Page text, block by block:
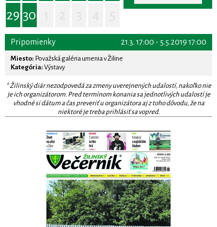
29 30
21.3. 17:00 - 5.5.2019 17:00
Pripomienky
Miesto: Považská galéria umenia v Žiline
Kategória: Výstavy
* Žilinský diár nezodpovedá za zmeny uverejnených udalostí, nakoľko nie
je ich organizátorom. Pred termínom konania sa jednotlivých udalostí je
vhodné si dátum a čas preveriť u organizátora aj z toho dôvodu, že na
niektoré je treba prihlásiť sa vopred.